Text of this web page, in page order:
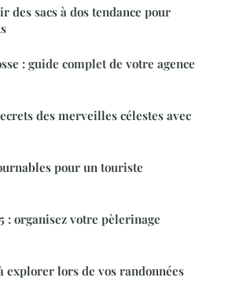
des sacs à dos tendance pour
: guide complet de votre agence
des merveilles célestes avec
pour un touriste
: organisez votre pèlerinage
explorer lors de vos randonnées